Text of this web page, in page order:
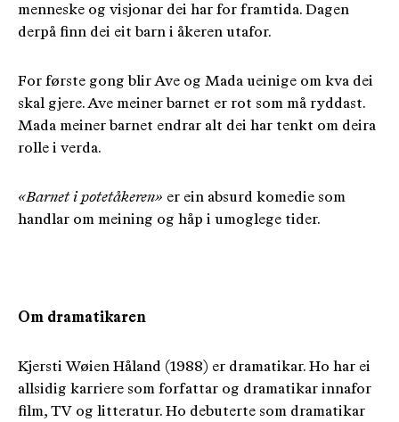
menneske og visjonar dei har for framtida. Dagen
derpå finn dei eit barn i åkeren utafor.
For første gong blir Ave og Mada ueinige om kva dei
skal gjere. Ave meiner barnet er rot som må ryddast.
Mada meiner barnet endrar alt dei har tenkt om deira
rolle i verda.
«Barnet i potetåkeren» er ein absurd komedie som
handlar om meining og håp i umoglege tider.
Om dramatikaren
Kjersti Wøien Håland (1988) er dramatikar. Ho har ei
allsidig karriere som forfattar og dramatikar innafor
film, TV og litteratur. Ho debuterte som dramatikar